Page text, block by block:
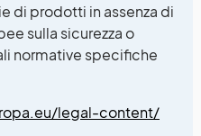
di prodotti in assenza di
sulla sicurezza o
normative specifiche
legal-content/